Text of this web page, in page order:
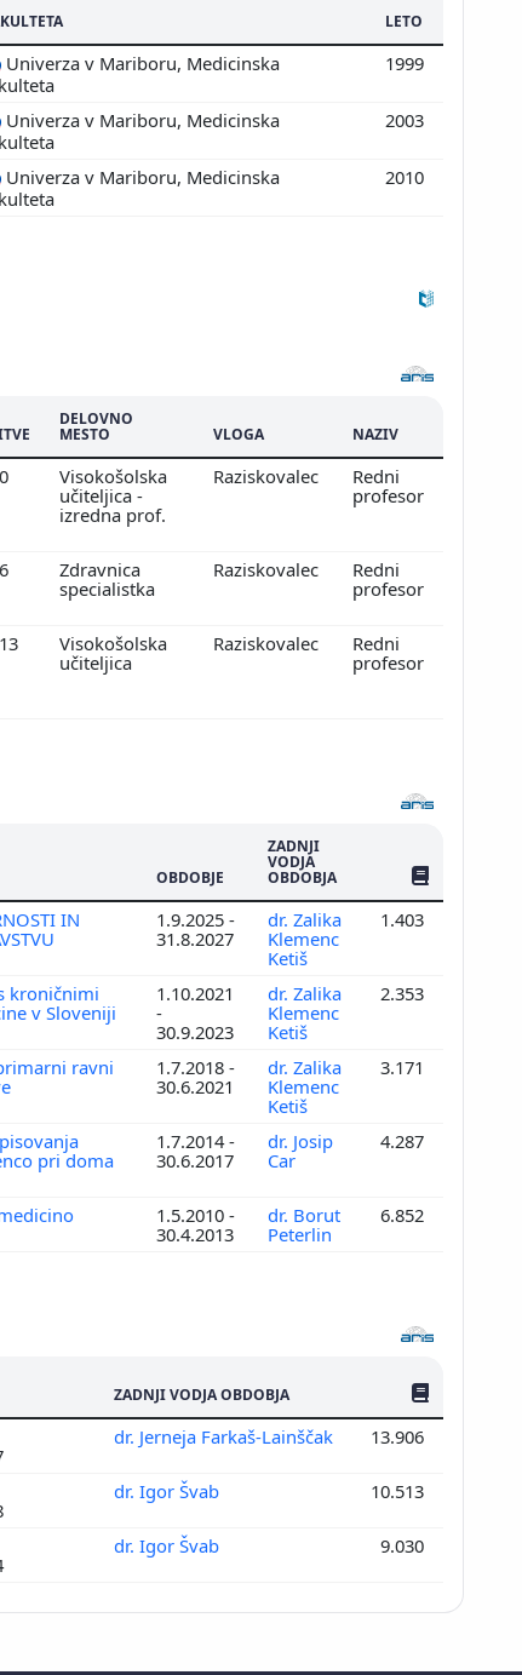
LETO
Univerza v Mariboru, Medicinska
1999
Univerza v Mariboru, Medicinska
2003
Univerza v Mariboru, Medicinska
2010
DELOVNO
MESTO VLOGA NAZIV
Visokošolska
učiteljica -
izredna prof.
Raziskovalec
Redni
profesor
Zdravnica
specialistka
Raziskovalec
Redni
profesor
Visokošolska
učiteljica
Raziskovalec
Redni
profesor
OBDOBJE
ZADNJI
VODJA
OBDOBJA ŠTEV.
IN
1.9.2025 -
31.8.2027
dr. Zalika
Klemenc
Ketiš
1.403
kroničnimi
v Sloveniji
1.10.2021
-
30.9.2023
dr. Zalika
Klemenc
Ketiš
2.353
ravni
1.7.2018 -
30.6.2021
dr. Zalika
Klemenc
Ketiš
3.171
pri doma
1.7.2014 -
30.6.2017
dr. Josip
Car
4.287
1.5.2010 -
30.4.2013
dr. Borut
Peterlin
6.852
ZADNJI VODJA OBDOBJA ŠTEV.
dr. Jerneja Farkaš-Lainščak 13.906
dr. Igor Švab 10.513
dr. Igor Švab 9.030